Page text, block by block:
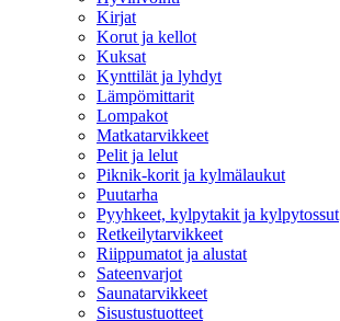
Kirjat
Korut ja kellot
Kuksat
Kynttilät ja lyhdyt
Lämpömittarit
Lompakot
Matkatarvikkeet
Pelit ja lelut
Piknik-korit ja kylmälaukut
Puutarha
Pyyhkeet, kylpytakit ja kylpytossut
Retkeilytarvikkeet
Riippumatot ja alustat
Sateenvarjot
Saunatarvikkeet
Sisustustuotteet